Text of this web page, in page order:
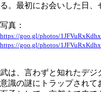
る。最初にお会いした日、
写真：
https://goo.gl/photos/
https://goo.gl/photos/
武は、言わずと知れたデジ
意識の謎にトラップされて